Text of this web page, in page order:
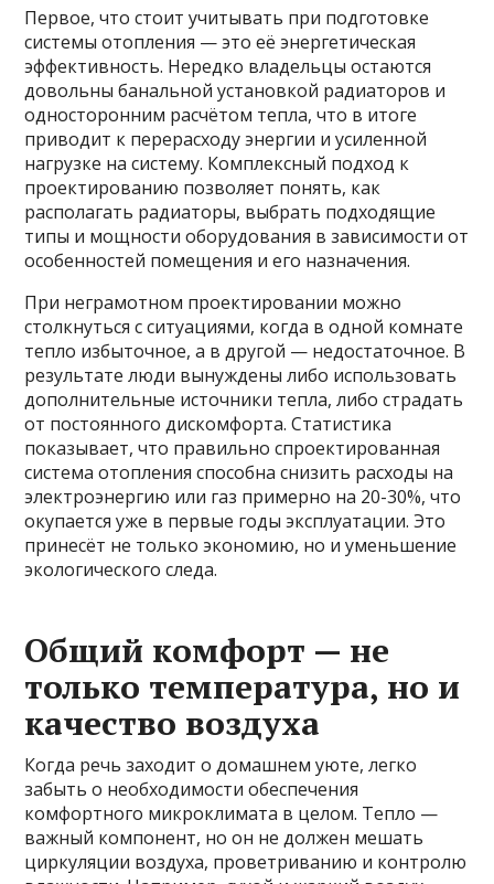
Первое, что стоит учитывать при подготовке
системы отопления — это её энергетическая
эффективность. Нередко владельцы остаются
довольны банальной установкой радиаторов и
односторонним расчётом тепла, что в итоге
приводит к перерасходу энергии и усиленной
нагрузке на систему. Комплексный подход к
проектированию позволяет понять, как
располагать радиаторы, выбрать подходящие
типы и мощности оборудования в зависимости от
особенностей помещения и его назначения.
При неграмотном проектировании можно
столкнуться с ситуациями, когда в одной комнате
тепло избыточное, а в другой — недостаточное. В
результате люди вынуждены либо использовать
дополнительные источники тепла, либо страдать
от постоянного дискомфорта. Статистика
показывает, что правильно спроектированная
система отопления способна снизить расходы на
электроэнергию или газ примерно на 20-30%, что
окупается уже в первые годы эксплуатации. Это
принесёт не только экономию, но и уменьшение
экологического следа.
Общий комфорт — не
только температура, но и
качество воздуха
Когда речь заходит о домашнем уюте, легко
забыть о необходимости обеспечения
комфортного микроклимата в целом. Тепло —
важный компонент, но он не должен мешать
циркуляции воздуха, проветриванию и контролю